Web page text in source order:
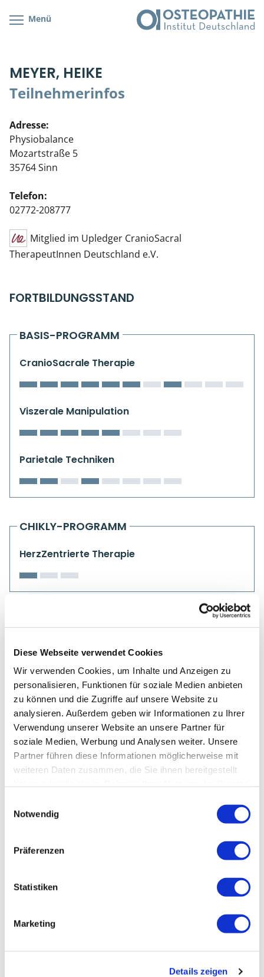
Diese Webseite verwendet Cookies
Wir verwenden Cookies, um Inhalte und Anzeigen zu
personalisieren, Funktionen für soziale Medien anbieten
zu können und die Zugriffe auf unsere Website zu
analysieren. Außerdem geben wir Informationen zu Ihrer
Verwendung unserer Website an unsere Partner für
soziale Medien, Werbung und Analysen weiter. Unsere
Partner führen diese Informationen möglicherweise mit
weiteren Daten zusammen, die Sie ihnen bereitgestellt
Notwendig
Präferenzen
Statistiken
Marketing
Details zeigen
Menü
MEYER, HEIKE
Teilnehmerinfos
Adresse:
Physiobalance
Mozartstraße 5
35764 Sinn
Telefon:
02772-208777
Mitglied im Upledger CranioSacral
TherapeutInnen Deutschland e.V.
FORTBILDUNGSSTAND
BASIS-PROGRAMM
CranioSacrale Therapie
Viszerale Manipulation
Parietale Techniken
CHIKLY-PROGRAMM
HerzZentrierte Therapie
Cranial/Neurale Osteopathie
Parietale Osteopathie
Viszerale Osteopathie
Klinische & Praktische Kurse
Live Online-Kurse
Postgraduate- & Spezialkurse
CranioSacrale Ausbildung
Kursorte mit Kursangeboten
Bonus-Programm
Veranstaltungsticket DB
Wissenswertes
Teilnehmerliste
Stellenbörse
Soziales Engagement